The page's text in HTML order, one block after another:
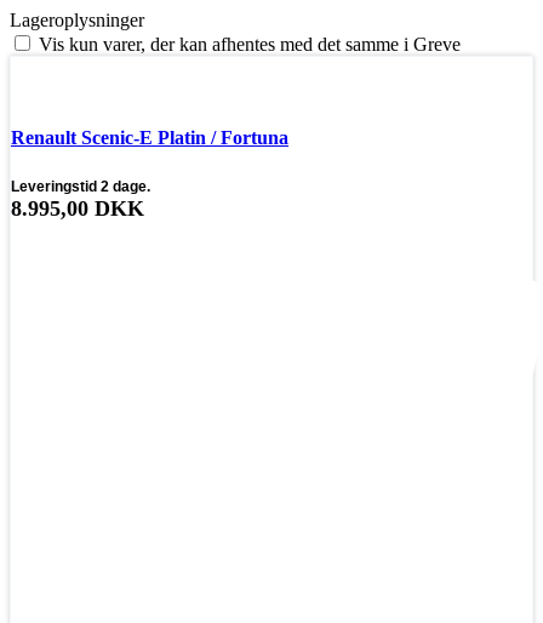
Lageroplysninger
Vis kun varer, der kan afhentes med det samme i Greve
Renault Scenic-E Platin / Fortuna
Leveringstid 2 dage.
8.995,00 DKK